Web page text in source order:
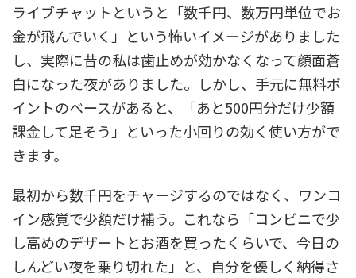
ライブチャットというと「数千円、数万円単位でお
金が飛んでいく」という怖いイメージがありました
し、実際に昔の私は歯止めが効かなくなって顔面蒼
白になった夜がありました。しかし、手元に無料ポ
イントのベースがあると、「あと500円分だけ少額
課金して足そう」といった小回りの効く使い方がで
きます。
最初から数千円をチャージするのではなく、ワンコ
イン感覚で少額だけ補う。これなら「コンビニで少
し高めのデザートとお酒を買ったくらいで、今日の
しんどい夜を乗り切れた」と、自分を優しく納得さ